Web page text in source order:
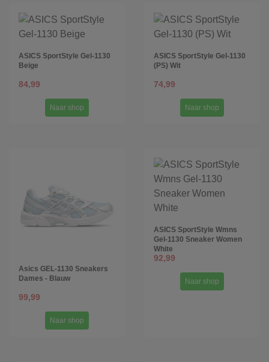
ASICS SportStyle Gel-1130
Beige
84,99
Naar shop
ASICS SportStyle Gel-1130
(PS) Wit
74,99
Naar shop
Asics GEL-1130 Sneakers
Dames - Blauw
99,99
Naar shop
ASICS SportStyle Wmns
Gel-1130 Sneaker Women
White
92,99
Naar shop